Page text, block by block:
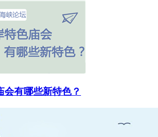
会有哪些新特色？